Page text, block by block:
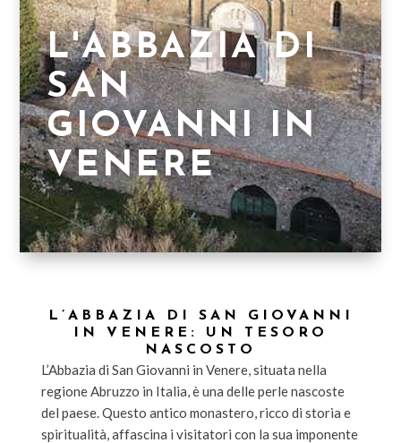
L'ABBAZIA DI
SAN
GIOVANNI IN
VENERE
L’ABBAZIA DI SAN GIOVANNI
IN VENERE: UN TESORO
NASCOSTO
L’Abbazia di San Giovanni in Venere, situata nella
regione Abruzzo in Italia, è una delle perle nascoste
del paese. Questo antico monastero, ricco di storia e
spiritualità, affascina i visitatori con la sua imponente